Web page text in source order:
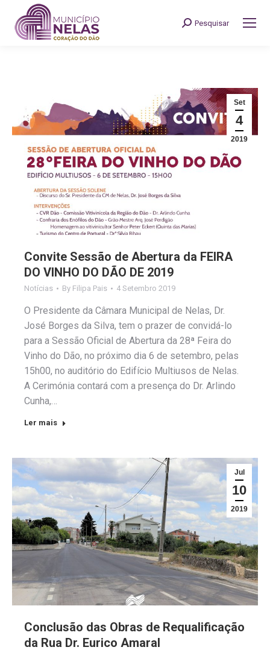
Search:
Pesquisar
Set
4
2019
Convite Sessão de Abertura da FEIRA
DO VINHO DO DÃO DE 2019
Notícias By Filipa Pais 4 Setembro 2019
O Presidente da Câmara Municipal de Nelas, Dr.
José Borges da Silva, tem o prazer de convidá-lo
para a Sessão Oficial de Abertura da 28ª Feira do
Vinho do Dão, no próximo dia 6 de setembro, pelas
15h00, no auditório do Edifício Multiusos de Nelas.
A Cerimónia contará com a presença do Dr. Arlindo
Cunha,…
Ler mais
Jul
10
2019
Conclusão das Obras de Requalificação
da Rua Dr. Eurico Amaral